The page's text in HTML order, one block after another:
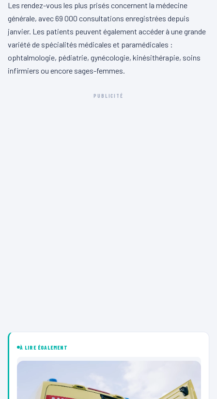
Les rendez-vous les plus prisés concernent la médecine
générale, avec 69 000 consultations enregistrées depuis
janvier. Les patients peuvent également accéder à une grande
variété de spécialités médicales et paramédicales :
ophtalmologie, pédiatrie, gynécologie, kinésithérapie, soins
infirmiers ou encore sages-femmes.
PUBLICITÉ
À LIRE ÉGALEMENT